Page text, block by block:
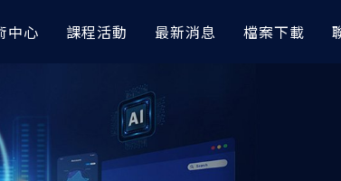
析
HyperStudy
OptiStruct
｜其他應用
調性能之大數據分析
預測退化性關節炎｜
大功率變壓器電磁
無線電力傳輸設備
中心
別工具展示 x 實務案例
無縫接軌
【RI_Program】
【 瑞其獨家 客製化
課程活動 最新消息 檔案下載